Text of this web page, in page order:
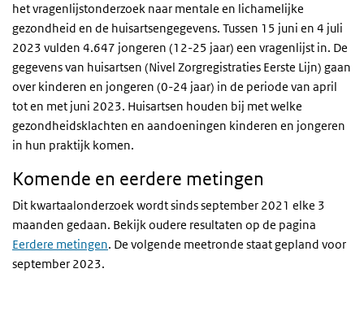
het vragenlijstonderzoek naar mentale en lichamelijke
gezondheid en de huisartsengegevens. Tussen 15 juni en 4 juli
2023 vulden 4.647 jongeren (12-25 jaar) een vragenlijst in. De
gegevens van huisartsen (Nivel Zorgregistraties Eerste Lijn) gaan
over kinderen en jongeren (0-24 jaar) in de periode van april
tot en met juni 2023. Huisartsen houden bij met welke
gezondheidsklachten en aandoeningen kinderen en jongeren
in hun praktijk komen.
Komende en eerdere metingen
Dit kwartaalonderzoek wordt sinds september 2021 elke 3
maanden gedaan. Bekijk oudere resultaten op de pagina
Eerdere metingen. De volgende meetronde staat gepland voor
september 2023.